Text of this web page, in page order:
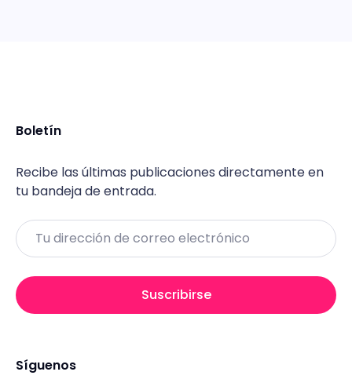
Boletín
Recibe las últimas publicaciones directamente en
tu bandeja de entrada.
Email
Suscribirse
Síguenos